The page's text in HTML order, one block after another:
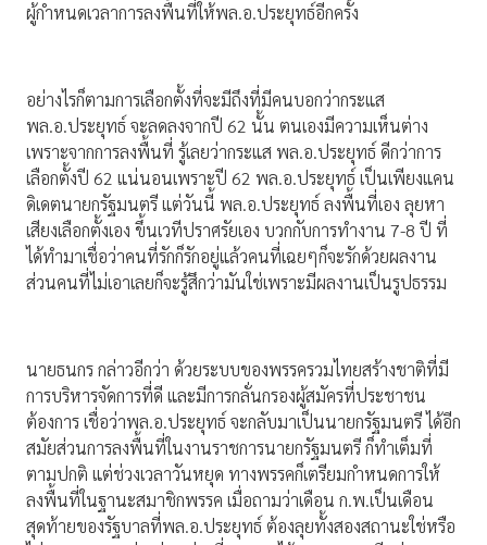
ผู้กำหนดเวลาการลงพื้นที่ให้พล.อ.ประยุทธ์อีกครั้ง
อย่างไรก็ตามการเลือกตั้งที่จะมีถึงที่มีคนบอกว่ากระแส
พล.อ.ประยุทธ์ จะลดลงจากปี 62 นั้น ตนเองมีความเห็นต่าง
เพราะจากการลงพื้นที่ รู้เลยว่ากระแส พล.อ.ประยุทธ์ ดีกว่าการ
เลือกตั้งปี 62 แน่นอนเพราะปี 62 พล.อ.ประยุทธ์ เป็นเพียงแคน
ดิเดตนายกรัฐมนตรี แต่วันนี้ พล.อ.ประยุทธ์ ลงพื้นที่เอง ลุยหา
เสียงเลือกตั้งเอง ขึ้นเวทีปราศรัยเอง บวกกับการทำงาน 7-8 ปี ที่
ได้ทำมาเชื่อว่าคนที่รักก็รักอยู่แล้วคนที่เฉยๆก็จะรักด้วยผลงาน
ส่วนคนที่ไม่เอาเลยก็จะรู้สึกว่ามันใช่เพราะมีผลงานเป็นรูปธรรม
นายธนกร กล่าวอีกว่า ด้วยระบบของพรรครวมไทยสร้างชาติที่มี
การบริหารจัดการที่ดี และมีการกลั่นกรองผู้สมัครที่ประชาชน
ต้องการ เชื่อว่าพล.อ.ประยุทธ์ จะกลับมาเป็นนายกรัฐมนตรี ได้อีก
สมัยส่วนการลงพื้นที่ในงานราชการนายกรัฐมนตรี ก็ทำเต็มที่
ตามปกติ แต่ช่วงเวลาวันหยุด ทางพรรคก็เตรียมกำหนดการให้
ลงพื้นที่ในฐานะสมาชิกพรรค เมื่อถามว่าเดือน ก.พ.เป็นเดือน
สุดท้ายของรัฐบาลที่พล.อ.ประยุทธ์ ต้องลุยทั้งสองสถานะใช่หรือ